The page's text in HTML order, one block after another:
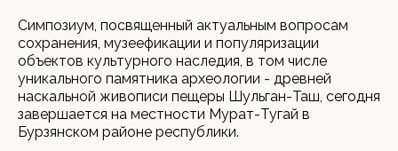
Симпозиум, посвященный актуальным вопросам
сохранения, музеефикации и популяризации
объектов культурного наследия, в том числе
уникального памятника археологии - древней
наскальной живописи пещеры Шульган-Таш, сегодня
завершается на местности Мурат-Тугай в
Бурзянском районе республики.